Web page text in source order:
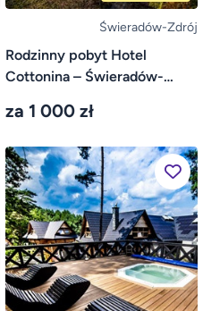
Świeradów-Zdrój
Rodzinny pobyt Hotel
Cottonina – Świeradów-
za 1 000 zł